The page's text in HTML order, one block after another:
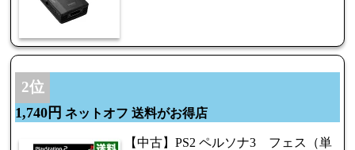
2位
1,740円 ネットオフ 送料がお得店
【中古】PS2 ペルソナ3 フェス（単